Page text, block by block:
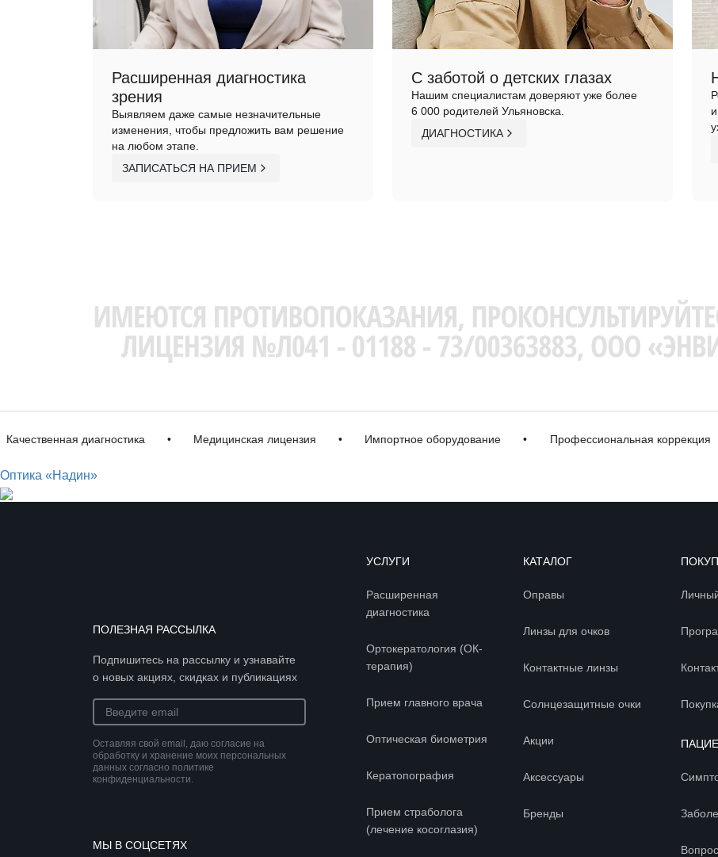
Расширенная диагностика
зрения
Выявляем даже самые незначительные
изменения, чтобы предложить вам решение
на любом этапе.
ЗАПИСАТЬСЯ НА ПРИЕМ
С заботой о детских глазах
Нашим специалистам доверяют уже более
6 000 родителей Ульяновска.
ДИАГНОСТИКА
диагностика • Медицинская лицензия • Импортное оборудование • Профессиональная коррекция •
Оптика «Надин»
ПОЛЕЗНАЯ РАССЫЛКА
Подпишитесь на рассылку и узнавайте
о новых акциях, скидках и публикациях
Оставляя свой email, даю согласие на
обработку и хранение моих персональных
данных согласно политике
конфиденциальности.
МЫ В СОЦСЕТЯХ
УСЛУГИ
Расширенная
диагностика
Ортокератология (ОК-
терапия)
Прием главного врача
Оптическая биометрия
Кератопография
Прием страболога
(лечение косоглазия)
КАТАЛОГ
Оправы
Линзы для очков
Контактные линзы
Солнцезащитные очки
Акции
Аксессуары
Бренды